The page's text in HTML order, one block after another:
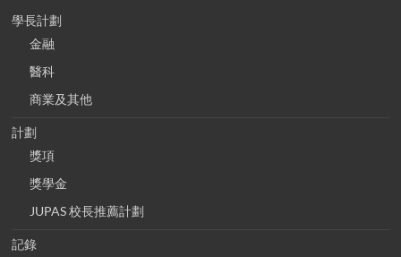
學長計劃
金融
醫科
商業及其他
計劃
獎項
獎學金
JUPAS 校長推薦計劃
記錄